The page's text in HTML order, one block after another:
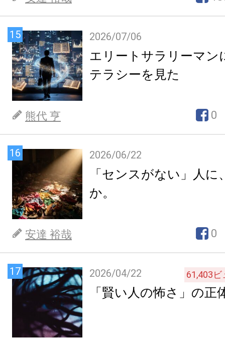
15 2026/07/06
エリートサラリーマン
テラシーを見た
熊代 亨 0
16 2026/06/22
「センスがない」人
か。
安達 裕哉 0
17 2026/04/22 61,403ビ
「賢い人の怖さ」の正